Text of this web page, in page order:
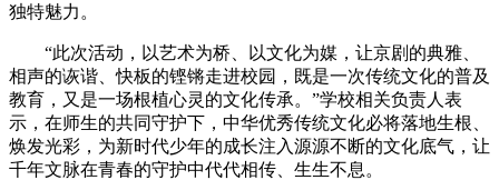
独特魅力。
“此次活动，以艺术为桥、以文化为媒，让京剧的典雅、
相声的诙谐、快板的铿锵走进校园，既是一次传统文化的普及
教育，又是一场根植心灵的文化传承。”学校相关负责人表
示，在师生的共同守护下，中华优秀传统文化必将落地生根、
焕发光彩，为新时代少年的成长注入源源不断的文化底气，让
千年文脉在青春的守护中代代相传、生生不息。